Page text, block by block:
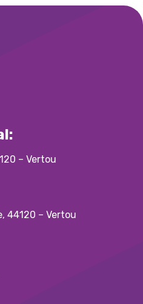
– Vertou
44120 – Vertou